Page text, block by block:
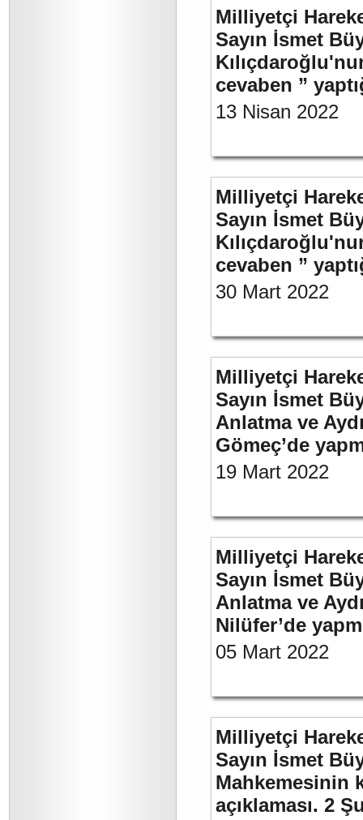
Milliyetçi
Sayın İsmet
cevaben ”
13 Nisan 2022
Milliyetçi
Sayın İsmet
cevaben ”
30 Mart 2022
Milliyetçi
Sayın İsmet
Anlatma ve
Gömeç’de
19 Mart 2022
Milliyetçi
Sayın İsmet
Anlatma ve
Nilüfer’de
05 Mart 2022
Milliyetçi
Sayın İsmet
Mahkemesinin
açıklaması. 2